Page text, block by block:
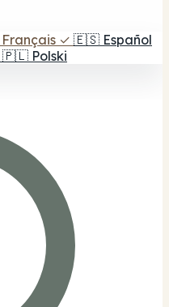
Français ✓ 🇪🇸 Español
🇵🇱 Polski